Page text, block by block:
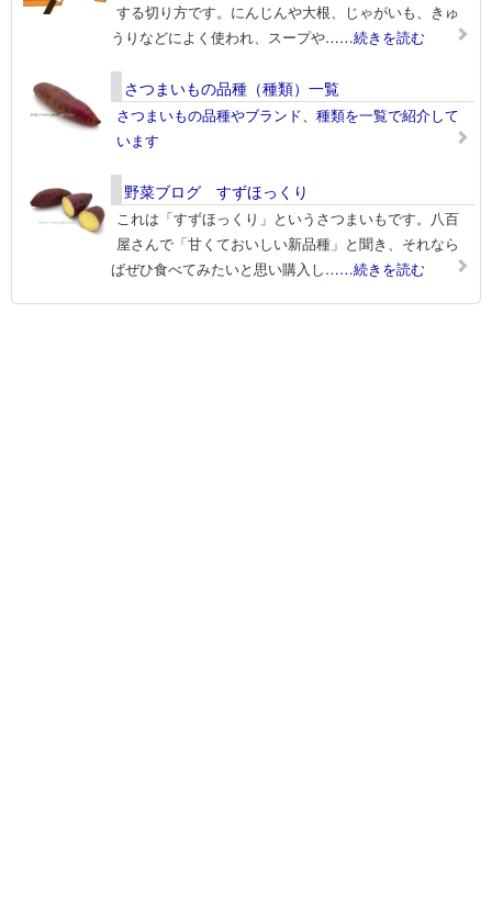
する切り方です。にんじんや大根、じゃがいも、きゅ
うりなどによく使われ、スープや……続きを読む
さつまいもの品種（種類）一覧
さつまいもの品種やブランド、種類を一覧で紹介して
います
野菜ブログ すずほっくり
これは「すずほっくり」というさつまいもです。八百
屋さんで「甘くておいしい新品種」と聞き、それなら
ばぜひ食べてみたいと思い購入し……続きを読む